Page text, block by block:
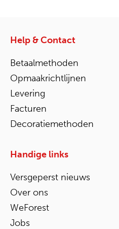
Help & Contact
Betaalmethoden
Opmaakrichtlijnen
Levering
Facturen
Decoratiemethoden
Handige links
Versgeperst nieuws
Over ons
WeForest
Jobs